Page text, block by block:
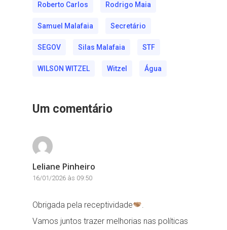
Roberto Carlos Rodrigo Maia
Samuel Malafaia Secretário
SEGOV Silas Malafaia STF
WILSON WITZEL Witzel Água
Um comentário
Leliane Pinheiro
16/01/2026 às 09:50
Obrigada pela receptividade
Vamos juntos trazer melhorias nas políticas